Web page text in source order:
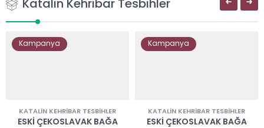
Katalin Kehribar Tesbihler
Kampanya
KATALIN KEHRIBAR TESBIHLER
ESKI ÇEKOSLAVAK BAĞA
Kampanya
KATALIN KEHRIBAR TESBIHLER
ESKI ÇEKOSLAVAK BAĞA